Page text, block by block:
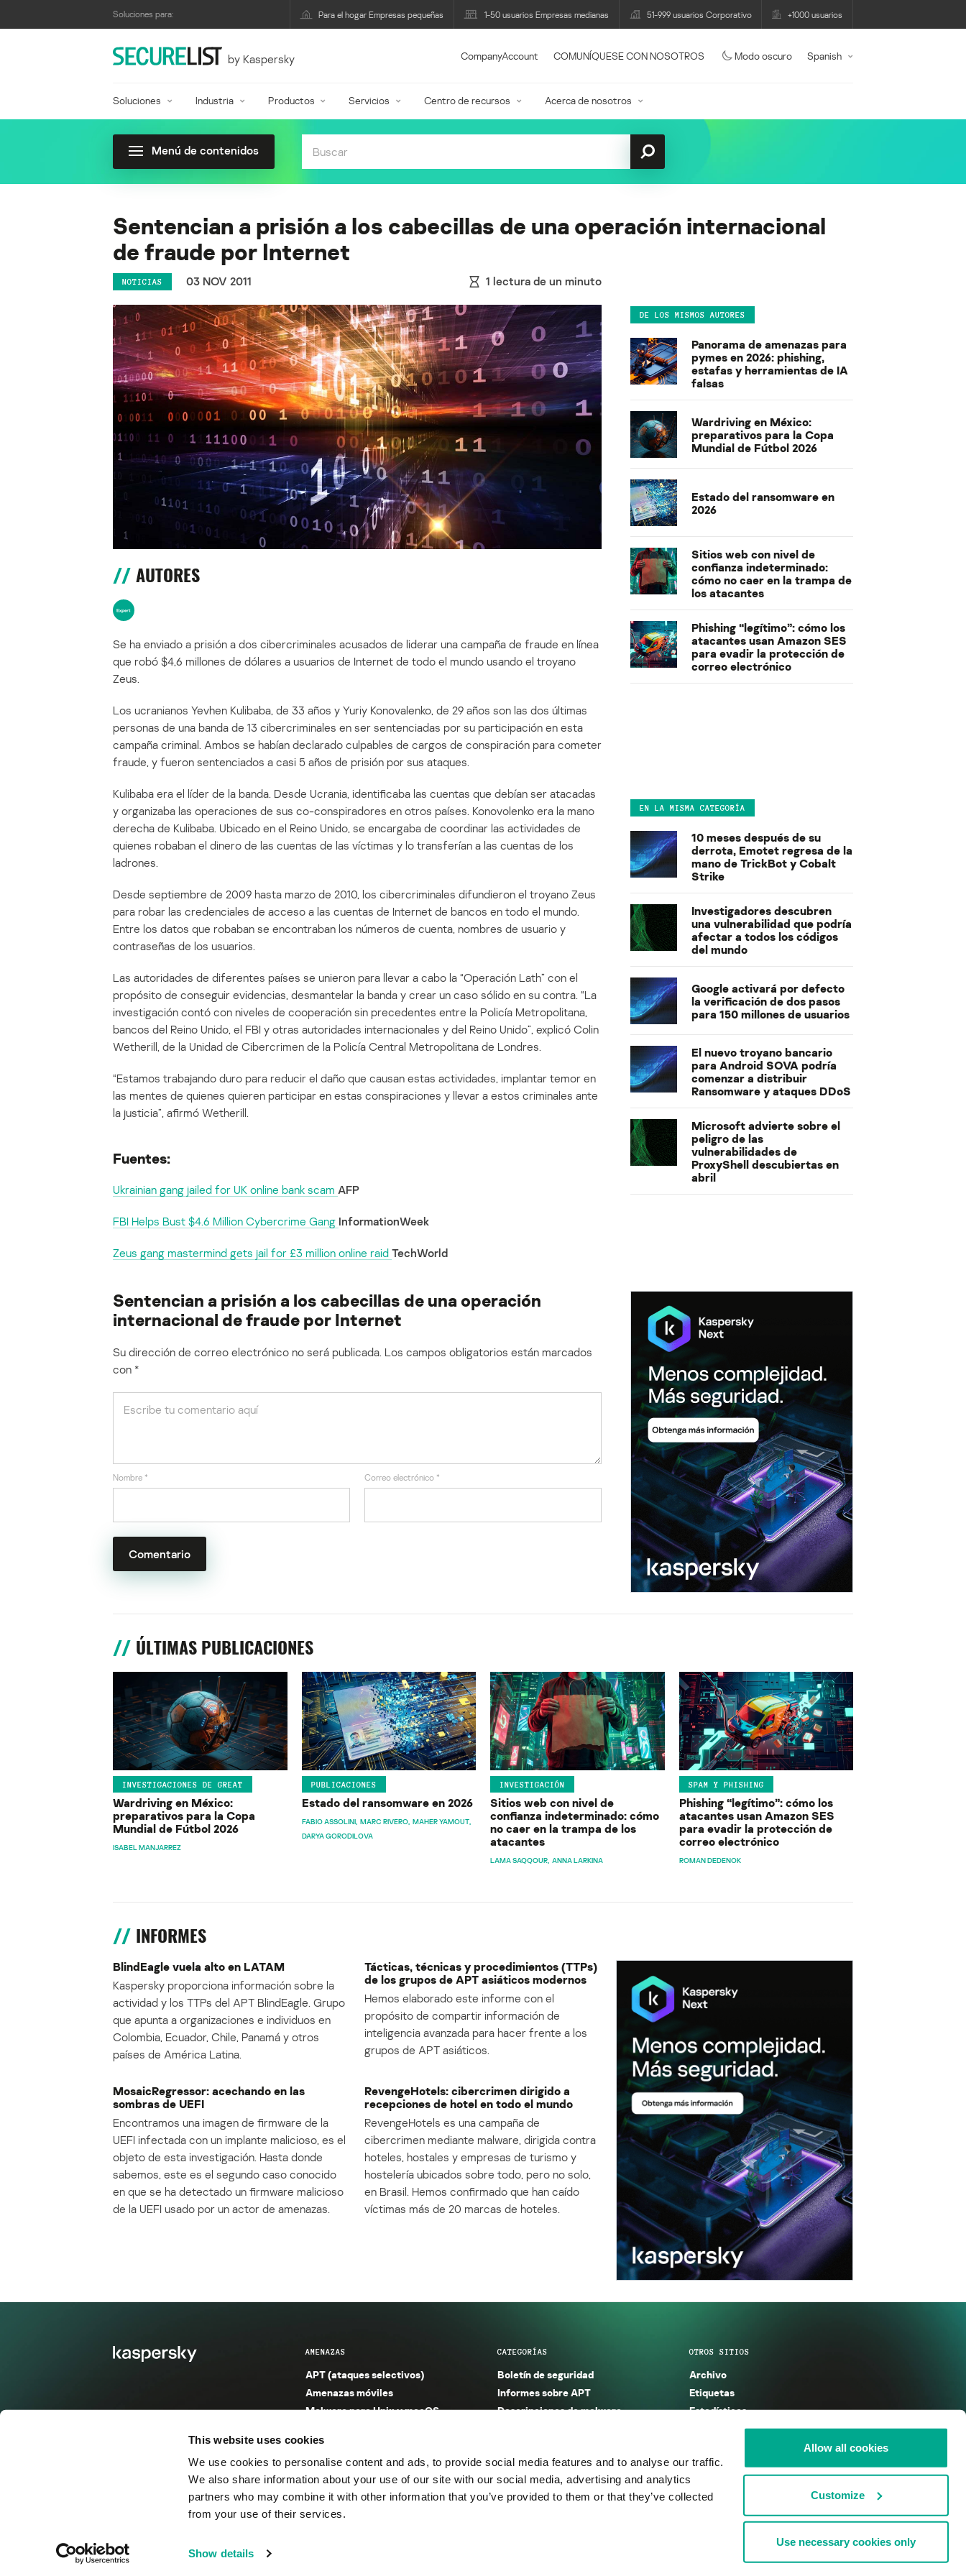
This website uses cookies
We use cookies to personalise content and ads, to provide social media features and to analyse our traffic.
We also share information about your use of our site with our social media, advertising and analytics
partners who may combine it with other information that you’ve provided to them or that they’ve collected
from your use of their services.
Show details
Allow all cookies
Customize
Use necessary cookies only
Soluciones para: Para el hogar Empresas pequeñas 1-50 usuarios Empresas medianas 51-999 usuarios Corporativo +1000 usuarios
by Kaspersky CompanyAccount COMUNÍQUESE CON NOSOTROS Modo oscuro Spanish
Soluciones Industria Productos Servicios Centro de recursos Acerca de nosotros
Menú de contenidos
Sentencian a prisión a los cabecillas de una operación internacional
de fraude por Internet
NOTICIAS 03 NOV 2011 1 lectura de un minuto
AUTORES
Se ha enviado a prisión a dos cibercriminales acusados de liderar una campaña de fraude en línea
que robó $4,6 millones de dólares a usuarios de Internet de todo el mundo usando el troyano
Zeus.
Los ucranianos Yevhen Kulibaba, de 33 años y Yuriy Konovalenko, de 29 años son las dos últimas
personas de una banda de 13 cibercriminales en ser sentenciadas por su participación en esta
campaña criminal. Ambos se habían declarado culpables de cargos de conspiración para cometer
fraude, y fueron sentenciados a casi 5 años de prisión por sus ataques.
Kulibaba era el líder de la banda. Desde Ucrania, identificaba las cuentas que debían ser atacadas
y organizaba las operaciones de sus co-conspiradores en otros países. Konovolenko era la mano
derecha de Kulibaba. Ubicado en el Reino Unido, se encargaba de coordinar las actividades de
quienes robaban el dinero de las cuentas de las víctimas y lo transferían a las cuentas de los
ladrones.
Desde septiembre de 2009 hasta marzo de 2010, los cibercriminales difundieron el troyano Zeus
para robar las credenciales de acceso a las cuentas de Internet de bancos en todo el mundo.
Entre los datos que robaban se encontraban los números de cuenta, nombres de usuario y
contraseñas de los usuarios.
Las autoridades de diferentes países se unieron para llevar a cabo la “Operación Lath” con el
propósito de conseguir evidencias, desmantelar la banda y crear un caso sólido en su contra. “La
investigación contó con niveles de cooperación sin precedentes entre la Policía Metropolitana,
bancos del Reino Unido, el FBI y otras autoridades internacionales y del Reino Unido”, explicó Colin
Wetherill, de la Unidad de Cibercrimen de la Policía Central Metropolitana de Londres.
“Estamos trabajando duro para reducir el daño que causan estas actividades, implantar temor en
las mentes de quienes quieren participar en estas conspiraciones y llevar a estos criminales ante
la justicia”, afirmó Wetherill.
Fuentes:
Ukrainian gang jailed for UK online bank scam AFP
FBI Helps Bust $4.6 Million Cybercrime Gang InformationWeek
Zeus gang mastermind gets jail for £3 million online raid TechWorld
Sentencian a prisión a los cabecillas de una operación
internacional de fraude por Internet
Su dirección de correo electrónico no será publicada. Los campos obligatorios están marcados
con *
Nombre * Correo electrónico *
DE LOS MISMOS AUTORES
Panorama de amenazas para
pymes en 2026: phishing,
estafas y herramientas de IA
falsas
Wardriving en México:
preparativos para la Copa
Mundial de Fútbol 2026
Estado del ransomware en
2026
Sitios web con nivel de
confianza indeterminado:
cómo no caer en la trampa de
los atacantes
Phishing “legítimo”: cómo los
atacantes usan Amazon SES
para evadir la protección de
correo electrónico
EN LA MISMA CATEGORÍA
10 meses después de su
derrota, Emotet regresa de la
mano de TrickBot y Cobalt
Strike
Investigadores descubren
una vulnerabilidad que podría
afectar a todos los códigos
del mundo
Google activará por defecto
la verificación de dos pasos
para 150 millones de usuarios
El nuevo troyano bancario
para Android SOVA podría
comenzar a distribuir
Ransomware y ataques DDoS
Microsoft advierte sobre el
peligro de las
vulnerabilidades de
ProxyShell descubiertas en
abril
ÚLTIMAS PUBLICACIONES
INVESTIGACIONES DE GREAT
Wardriving en México:
preparativos para la Copa
Mundial de Fútbol 2026
ISABEL MANJARREZ
PUBLICACIONES
Estado del ransomware en 2026
FABIO ASSOLINI MARC RIVERO MAHER YAMOUT
DARYA GORODILOVA
INVESTIGACIÓN
Sitios web con nivel de
confianza indeterminado: cómo
no caer en la trampa de los
atacantes
LAMA SAQQOUR ANNA LARKINA
SPAM Y PHISHING
Phishing “legítimo”: cómo los
atacantes usan Amazon SES
para evadir la protección de
correo electrónico
ROMAN DEDENOK
INFORMES
BlindEagle vuela alto en LATAM
Kaspersky proporciona información sobre la
actividad y los TTPs del APT BlindEagle. Grupo
que apunta a organizaciones e individuos en
Colombia, Ecuador, Chile, Panamá y otros
países de América Latina.
Tácticas, técnicas y procedimientos (TTPs)
de los grupos de APT asiáticos modernos
Hemos elaborado este informe con el
propósito de compartir información de
inteligencia avanzada para hacer frente a los
grupos de APT asiáticos.
MosaicRegressor: acechando en las
sombras de UEFI
Encontramos una imagen de firmware de la
UEFI infectada con un implante malicioso, es el
objeto de esta investigación. Hasta donde
sabemos, este es el segundo caso conocido
en que se ha detectado un firmware malicioso
de la UEFI usado por un actor de amenazas.
RevengeHotels: cibercrimen dirigido a
recepciones de hotel en todo el mundo
RevengeHotels es una campaña de
cibercrimen mediante malware, dirigida contra
hoteles, hostales y empresas de turismo y
hostelería ubicados sobre todo, pero no solo,
en Brasil. Hemos confirmado que han caído
víctimas más de 20 marcas de hoteles.
AMENAZAS
APT (ataques selectivos)
Amenazas móviles
Malware para Unix y macOS
Entorno seguro (IoT)
Amenazas financieras
Amenazas industriales
Spam y phishing
CATEGORÍAS
Boletín de seguridad
Informes sobre APT
Descripciones de malware
Informes sobre spam y phishing
Publicaciones
Incidentes
OTROS SITIOS
Archivo
Etiquetas
Estadísticas
Enciclopedia
KSB 2025
© 2026 AO Kaspersky Lab. Todos los derechos reservados. Acuerdo de licencia Cookies